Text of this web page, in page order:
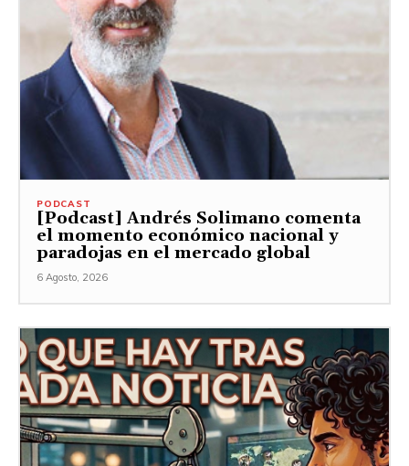
PODCAST
[Podcast] Andrés Solimano comenta
el momento económico nacional y
paradojas en el mercado global
6 Agosto, 2026